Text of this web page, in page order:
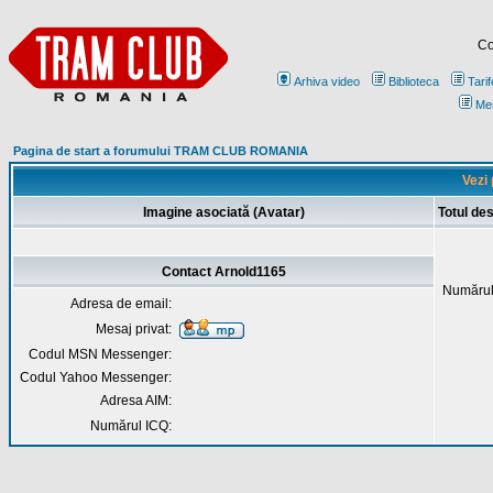
Arhiva video Biblioteca
Pagina de start a forumului TRAM CLUB ROMANIA
Vezi
Imagine asociată (Avatar) Totul
Contact Arnold1165
Adresa de email:
Mesaj privat:
Codul MSN Messenger:
Codul Yahoo Messenger:
Adresa AIM:
Numărul ICQ: